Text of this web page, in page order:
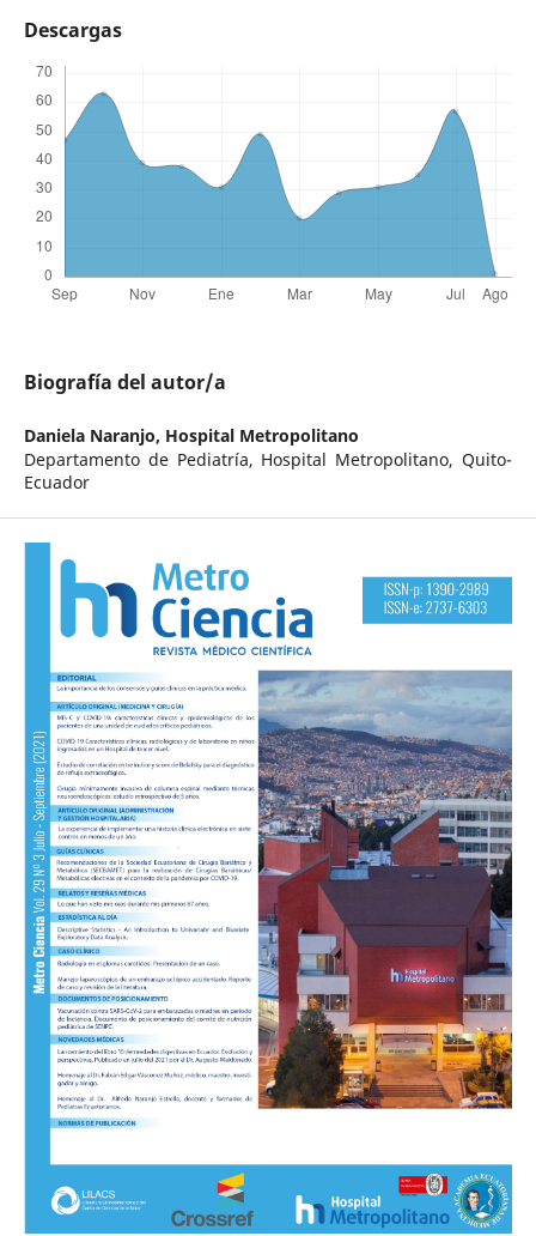
Descargas
Biografía del autor/a
Daniela Naranjo, Hospital Metropolitano
Departamento de Pediatría, Hospital Metropolitano, Quito-
Ecuador